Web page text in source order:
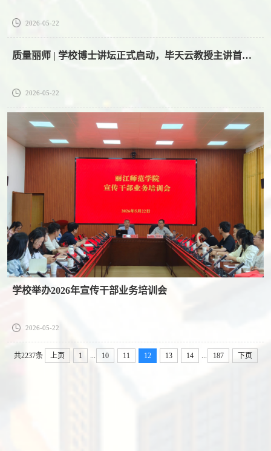
2026-05-22
质量丽师 | 学校博士讲坛正式启动，毕天云教授主讲首场讲座
2026-05-22
学校举办2026年宣传干部业务培训会
2026-05-22
共2237条 上页 1 10 11 12 13 14 187 下页